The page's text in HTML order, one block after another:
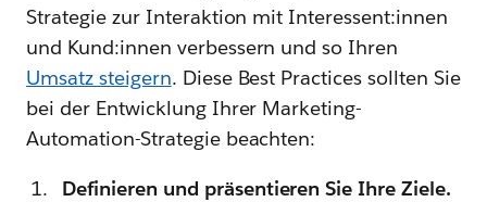
Strategie zur Interaktion mit Interessent:innen
und Kund:innen verbessern und so Ihren
Umsatz steigern. Diese Best Practices sollten Sie
bei der Entwicklung Ihrer Marketing-
Automation-Strategie beachten:
Definieren und präsentieren Sie Ihre Ziele.